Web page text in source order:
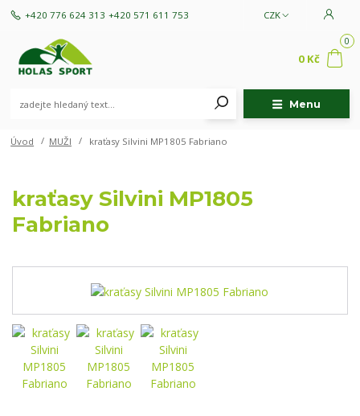
Menu
CZK
+420 776 624 313 +420 571 611 753
0
0 Kč
Úvod MUŽI kraťasy Silvini MP1805 Fabriano
kraťasy Silvini MP1805
Fabriano